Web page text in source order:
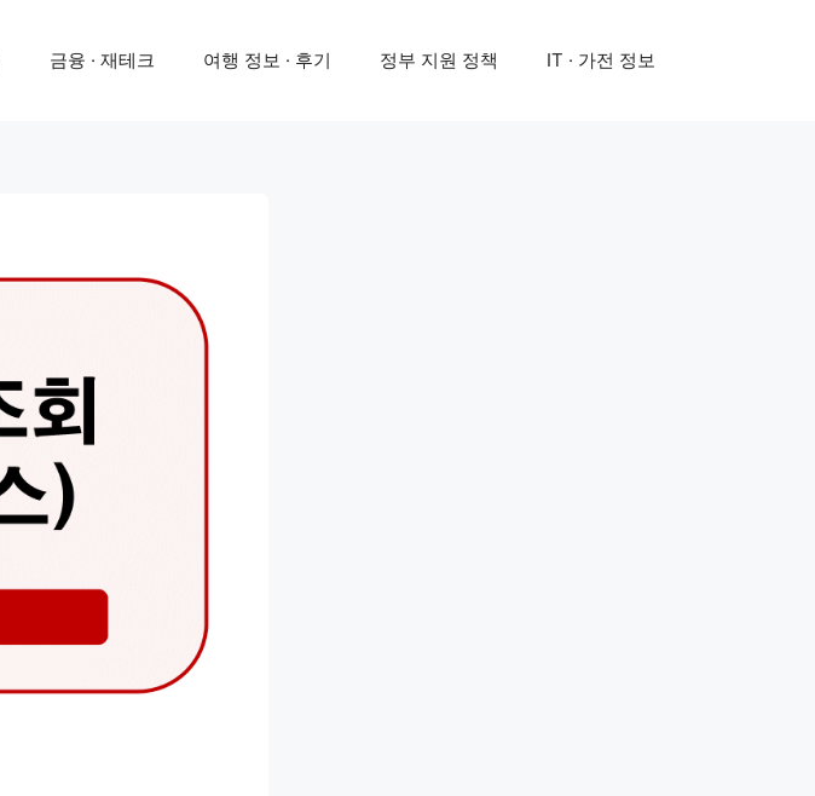
금융 · 재테크 여행 정보 · 후기 정부 지원 정책 IT · 가전 정보